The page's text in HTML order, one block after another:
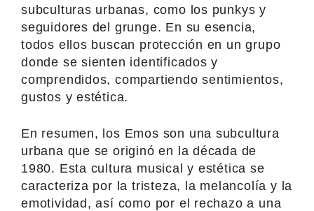
subculturas urbanas, como los punkys y
seguidores del grunge. En su esencia,
todos ellos buscan protección en un grupo
donde se sienten identificados y
comprendidos, compartiendo sentimientos,
gustos y estética.
En resumen, los Emos son una subcultura
urbana que se originó en la década de
1980. Esta cultura musical y estética se
caracteriza por la tristeza, la melancolía y la
emotividad, así como por el rechazo a una